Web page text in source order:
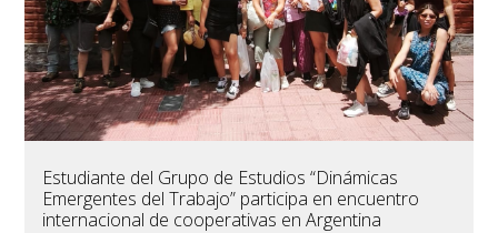
Estudiante del Grupo de Estudios “Dinámicas
Emergentes del Trabajo” participa en encuentro
internacional de cooperativas en Argentina